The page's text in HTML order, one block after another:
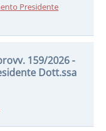
Presidente
159/2026 -
Dott.ssa